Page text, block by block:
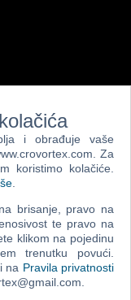
5)
(PS 5)
i obrađuje vaše
Za
koristimo kolačiće.
brisanje, pravo na
te pravo na
klikom na pojedinu
trenutku povući.
na Pravila privatnosti